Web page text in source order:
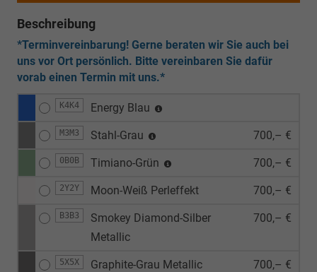
Beschreibung
*Terminvereinbarung! Gerne beraten wir Sie auch bei
uns vor Ort persönlich. Bitte vereinbaren Sie dafür
vorab einen Termin mit uns.*
K4K4 Energy Blau
M3M3 Stahl-Grau 700,– €
0B0B Timiano-Grün 700,– €
2Y2Y Moon-Weiß Perleffekt 700,– €
B3B3
Smokey Diamond-Silber
Metallic
700,– €
5X5X Graphite-Grau Metallic 700,– €